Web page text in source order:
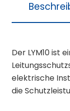
Der LYM10 ist
elektrische
die